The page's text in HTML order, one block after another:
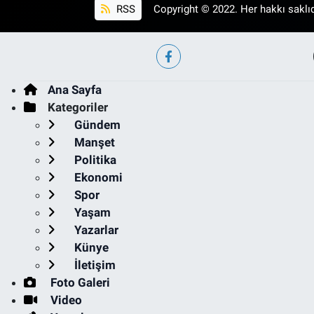
RSS Copyright © 2022. Her hakkı
Ana Sayfa
Kategoriler
Gündem
Manşet
Politika
Ekonomi
Spor
Yaşam
Yazarlar
Künye
İletişim
Foto Galeri
Video